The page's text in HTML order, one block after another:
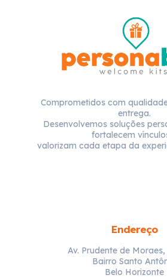
Comprometidos com
entrega.
Desenvolvemos soluções
fortalecem
valorizam cada etapa da
Endereço
Av. Prudente de
Bairro Santo
Belo Horizonte